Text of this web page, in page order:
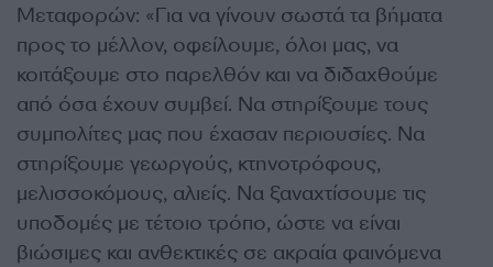
Μεταφορών: «Για να γίνουν σωστά τα βήματα
προς το μέλλον, οφείλουμε, όλοι μας, να
κοιτάξουμε στο παρελθόν και να διδαχθούμε
από όσα έχουν συμβεί. Να στηρίξουμε τους
συμπολίτες μας που έχασαν περιουσίες. Να
στηρίξουμε γεωργούς, κτηνοτρόφους,
μελισσοκόμους, αλιείς. Να ξαναχτίσουμε τις
υποδομές με τέτοιο τρόπο, ώστε να είναι
βιώσιμες και ανθεκτικές σε ακραία φαινόμενα